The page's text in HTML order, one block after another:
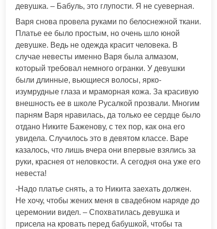
девушка. – Бабуль, это глупости. Я не суеверная.
Варя снова провела руками по белоснежной ткани.
Платье ее было простым, но очень шло юной
девушке. Ведь не одежда красит человека. В
случае невесты именно Варя была алмазом,
который требовал немного огранки. У девушки
были длинные, вьющиеся волосы, ярко-
изумрудные глаза и мраморная кожа. За красивую
внешность ее в школе Русалкой прозвали. Многим
парням Варя нравилась, да только ее сердце было
отдано Никите Баженову, с тех пор, как она его
увидела. Случилось это в девятом классе. Варе
казалось, что лишь вчера они впервые взялись за
руки, краснея от неловкости. А сегодня она уже его
невеста!
-Надо платье снять, а то Никита заехать должен.
Не хочу, чтобы жених меня в свадебном наряде до
церемонии видел. – Спохватилась девушка и
присела на кровать перед бабушкой, чтобы та